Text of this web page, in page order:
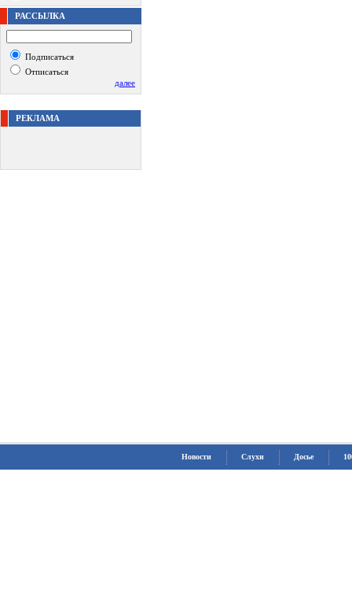
РАССЫЛКА
Подписаться
Отписаться
далее
РЕКЛАМА
Новости Слухи Досье